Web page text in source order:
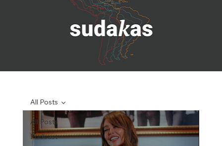
All Posts
Podcast
All Posts